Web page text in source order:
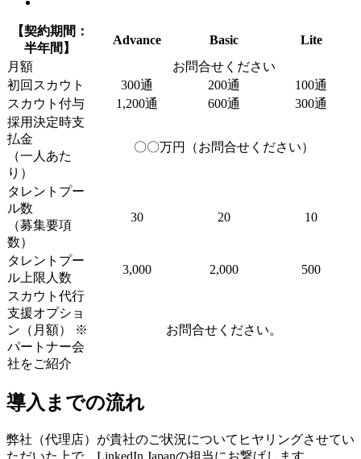
【契約期間：
半年間】
Advance Basic
Lite
月額
お問合せください
初回スカウト
300通 200通
100通
スカウト付与
1,200通 600通
300通
採用決定時支
払金
（一人あた
り）
〇〇万円（お問合せください）
タレントプー
ル数
（募集要項
数）
30 20 10
タレントプー
ル上限人数
3,000 2,000
500
スカウト代行
支援オプショ
ン（月額） ※
パートナー会
社をご紹介
お問合せください。
導入までの流れ
弊社（代理店）が貴社のご状況についてヒヤリングさせてい
ただいた上で、LinkedIn Japanの担当にお繋げします。